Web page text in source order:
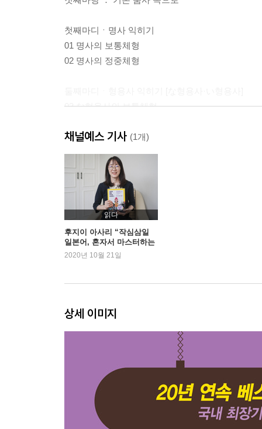
첫째마디ㆍ명사 익히기
01 명사의 보통체형
02 명사의 정중체형
03 な형용사의 보통체형
05 쓰임이 어려운 な형용사
06 い형용사의 보통체형
07 い형용사의 정중체형
셋째마디ㆍ동사 익히기 [1류동사·2류동사·3류동사]
08 1류동사의 보통체형
09 1류동사의 정중체형
10 2류동사의 보통체형
11 2류동사의 정중체형
둘째마당 ： 변화무쌍한 동사의 활용
넷째마디ㆍ1류동사가 あ단으로 바뀌는 활용형
14 ない형
15 사역형
16 수동형
17 사역수동형
채널예스 기사 (1개)
읽다
후지이 아사리 “작심삼일
일본어, 혼자서 마스터하는
법!”
2020년 10월 21일
상세 이미지